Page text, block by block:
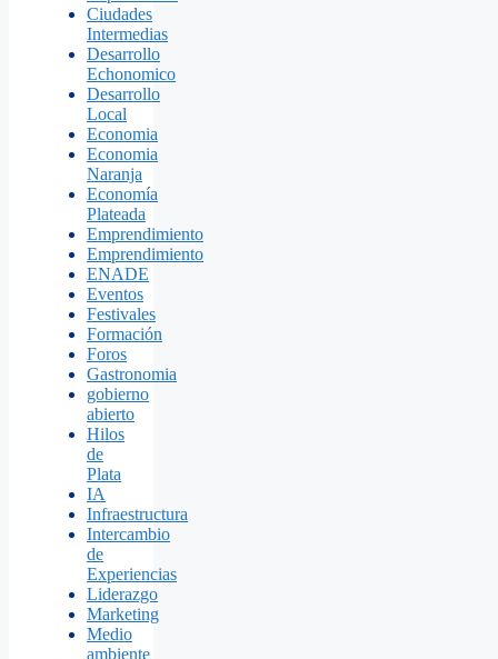
Ciudades
Intermedias
Desarrollo
Echonomico
Desarrollo
Local
Economia
Economia
Naranja
Economía
Plateada
Emprendimiento
Emprendimiento
ENADE
Eventos
Festivales
Formación
Foros
Gastronomia
gobierno
abierto
Hilos
de
Plata
IA
Infraestructura
Intercambio
de
Experiencias
Liderazgo
Marketing
Medio
ambiente